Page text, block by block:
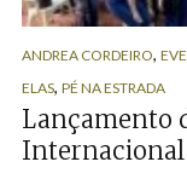
ANDREA CORDEIRO,
ELAS, PÉ NA ESTRADA
Lançamento
Internacional